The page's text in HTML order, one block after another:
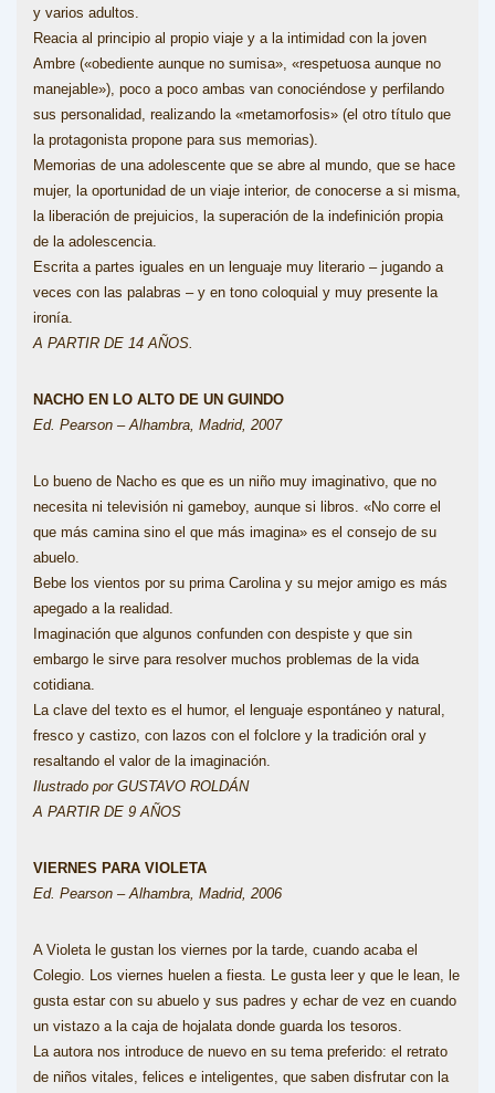
y varios adultos.
Reacia al principio al propio viaje y a la intimidad con la joven
Ambre («obediente aunque no sumisa», «respetuosa aunque no
manejable»), poco a poco ambas van conociéndose y perfilando
sus personalidad, realizando la «metamorfosis» (el otro título que
la protagonista propone para sus memorias).
Memorias de una adolescente que se abre al mundo, que se hace
mujer, la oportunidad de un viaje interior, de conocerse a si misma,
la liberación de prejuicios, la superación de la indefinición propia
de la adolescencia.
Escrita a partes iguales en un lenguaje muy literario – jugando a
veces con las palabras – y en tono coloquial y muy presente la
ironía.
A PARTIR DE 14 AÑOS.
NACHO EN LO ALTO DE UN GUINDO
Ed. Pearson – Alhambra, Madrid, 2007
Lo bueno de Nacho es que es un niño muy imaginativo, que no
necesita ni televisión ni gameboy, aunque si libros. «No corre el
que más camina sino el que más imagina» es el consejo de su
abuelo.
Bebe los vientos por su prima Carolina y su mejor amigo es más
apegado a la realidad.
Imaginación que algunos confunden con despiste y que sin
embargo le sirve para resolver muchos problemas de la vida
cotidiana.
La clave del texto es el humor, el lenguaje espontáneo y natural,
fresco y castizo, con lazos con el folclore y la tradición oral y
resaltando el valor de la imaginación.
Ilustrado por GUSTAVO ROLDÁN
A PARTIR DE 9 AÑOS
VIERNES PARA VIOLETA
Ed. Pearson – Alhambra, Madrid, 2006
A Violeta le gustan los viernes por la tarde, cuando acaba el
Colegio. Los viernes huelen a fiesta. Le gusta leer y que le lean, le
gusta estar con su abuelo y sus padres y echar de vez en cuando
un vistazo a la caja de hojalata donde guarda los tesoros.
La autora nos introduce de nuevo en su tema preferido: el retrato
de niños vitales, felices e inteligentes, que saben disfrutar con la